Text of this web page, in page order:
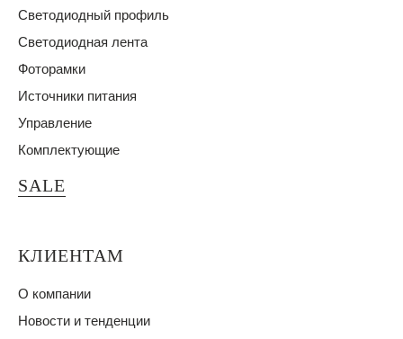
Светодиодный профиль
Светодиодная лента
Фоторамки
Источники питания
Управление
Комплектующие
SALE
КЛИЕНТАМ
О компании
Новости и тенденции